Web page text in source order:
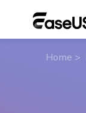
Home >